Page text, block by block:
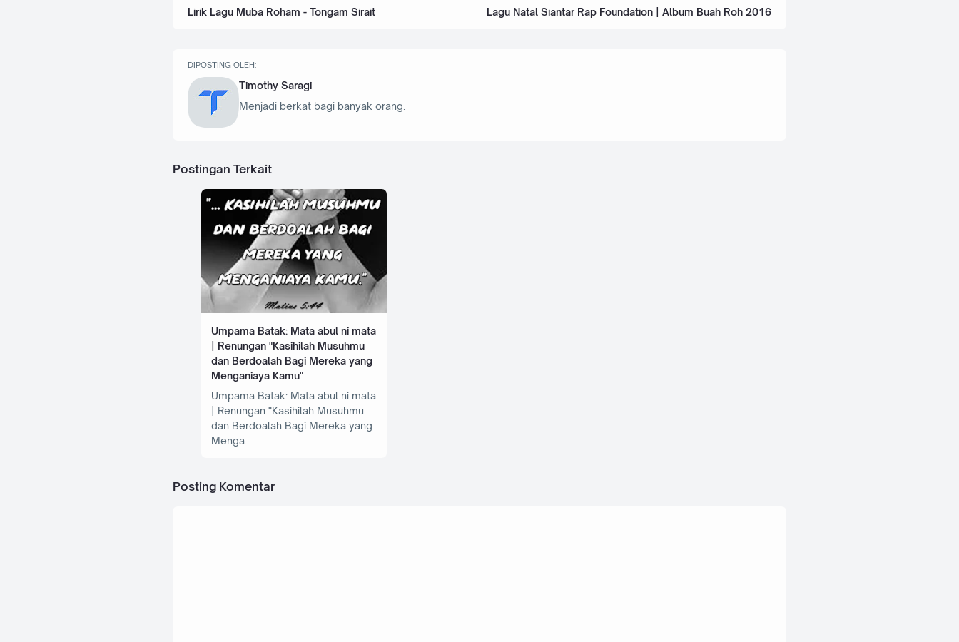
Lirik Lagu Muba Roham - Tongam Sirait Lagu Natal Siantar Rap Foundation | Album Buah Roh 2016
DIPOSTING OLEH:
Timothy Saragi
Menjadi berkat bagi banyak orang.
Postingan Terkait
Umpama Batak: Mata abul ni mata
| Renungan "Kasihilah Musuhmu
dan Berdoalah Bagi Mereka yang
Menganiaya Kamu"
Umpama Batak: Mata abul ni mata
| Renungan "Kasihilah Musuhmu
dan Berdoalah Bagi Mereka yang
Menga
Posting Komentar